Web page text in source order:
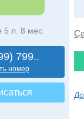
5 л. 8 мес.
799..
номер